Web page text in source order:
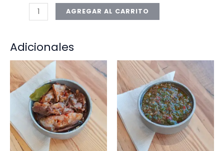
AGREGAR AL CARRITO
Adicionales